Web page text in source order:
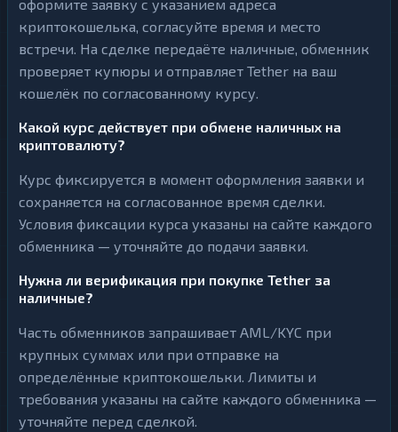
оформите заявку с указанием адреса
криптокошелька, согласуйте время и место
встречи. На сделке передаёте наличные, обменник
проверяет купюры и отправляет Tether на ваш
кошелёк по согласованному курсу.
Какой курс действует при обмене наличных на
криптовалюту?
Курс фиксируется в момент оформления заявки и
сохраняется на согласованное время сделки.
Условия фиксации курса указаны на сайте каждого
обменника — уточняйте до подачи заявки.
Нужна ли верификация при покупке Tether за
наличные?
Часть обменников запрашивает AML/KYC при
крупных суммах или при отправке на
определённые криптокошельки. Лимиты и
требования указаны на сайте каждого обменника —
уточняйте перед сделкой.